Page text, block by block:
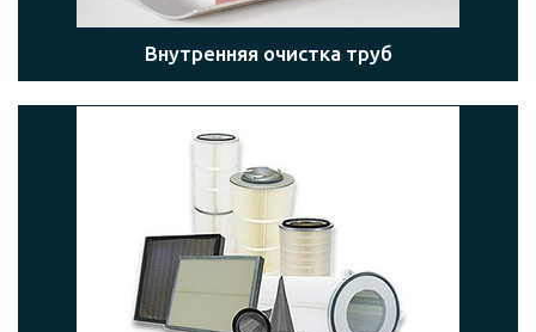
Внутренняя очистка труб